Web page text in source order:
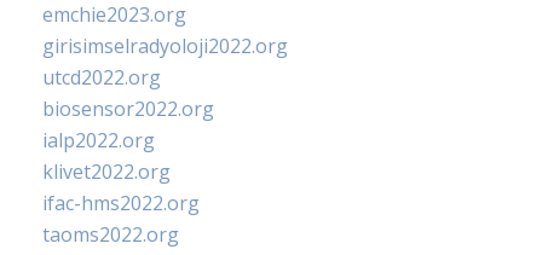
emchie2023.org
girisimselradyoloji2022.org
utcd2022.org
biosensor2022.org
ialp2022.org
klivet2022.org
ifac-hms2022.org
taoms2022.org